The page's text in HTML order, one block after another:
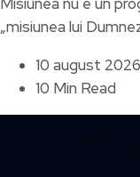
„misiunea lui
10 august 2026
10 Min Read